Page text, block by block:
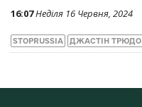
16:07Неділя 16 Червня, 2024
STOPRUSSIA ДЖАСТІН ТРЮДО